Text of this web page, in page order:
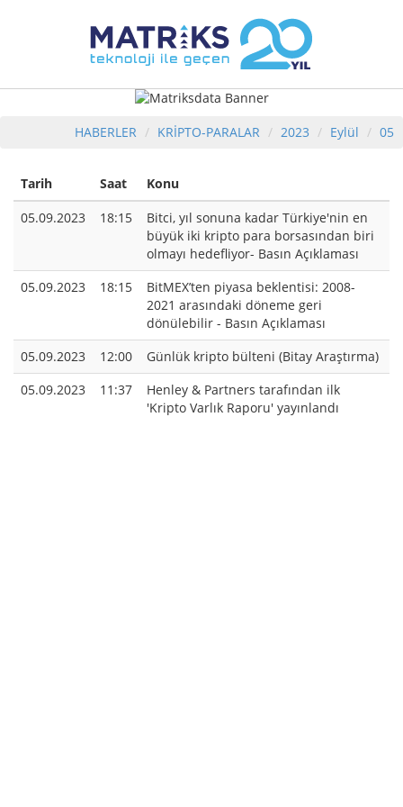
HABERLER KRİPTO-PARALAR 2023 Eylül 05
Tarih Saat
Konu
05.09.2023
18:15
Bitci, yıl sonuna kadar Türkiye'nin en
büyük iki kripto para borsasından biri
olmayı hedefliyor- Basın Açıklaması
05.09.2023
18:15
BitMEX’ten piyasa beklentisi: 2008-
2021 arasındaki döneme geri
dönülebilir - Basın Açıklaması
05.09.2023
12:00
Günlük kripto bülteni (Bitay Araştırma)
05.09.2023
11:37
Henley & Partners tarafından ilk
'Kripto Varlık Raporu' yayınlandı